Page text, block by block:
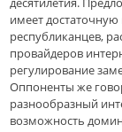
имеет
республиканцев,
провайдеров
регулирование
Оппоненты же
разнообразный
возможность